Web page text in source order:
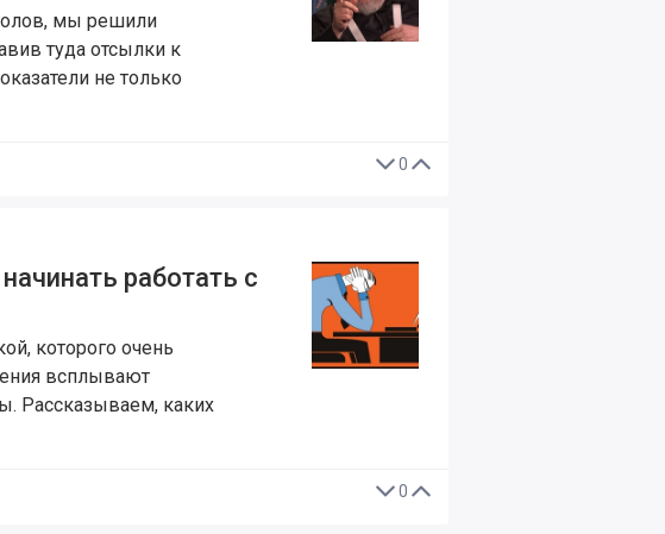
мы решили
туда отсылки к
не только
0
работать с
которого очень
всплывают
Рассказываем, каких
0